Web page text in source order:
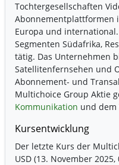
Tochtergesellschaften
Abonnementplattformen
Europa und
Segmenten Südafrika,
tätig. Das Unternehmen
Satellitenfernsehen und
Abonnement- und
Multichoice Group Aktie
Kommunikation und dem
Kursentwicklung
Der letzte Kurs der
USD (13. November